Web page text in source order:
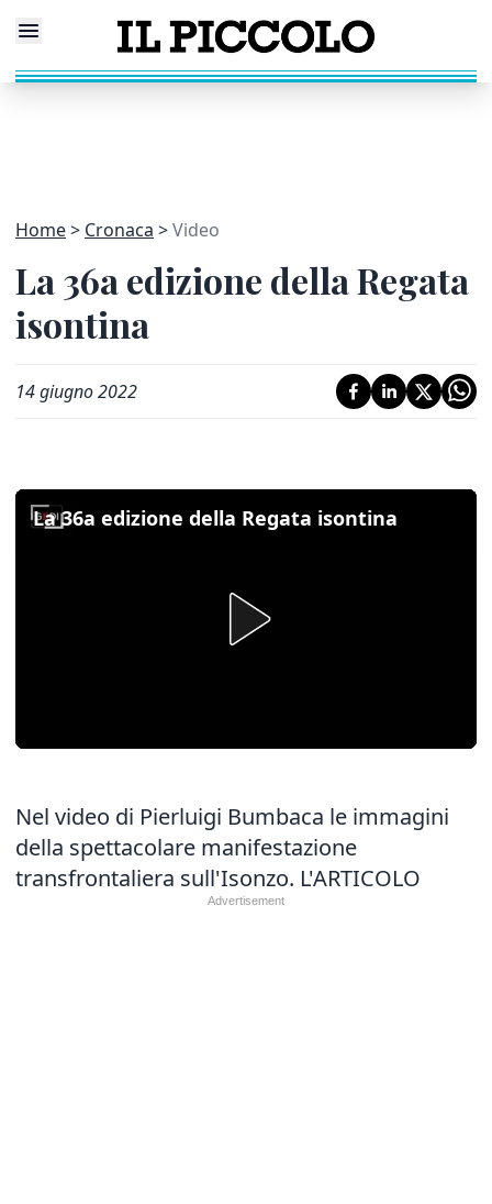
Home Cronaca Video
La 36a edizione della Regata
isontina
14 giugno 2022
La 36a edizione della Regata isontina
Nel video di Pierluigi Bumbaca le immagini
della spettacolare manifestazione
transfrontaliera sull'Isonzo. L'ARTICOLO